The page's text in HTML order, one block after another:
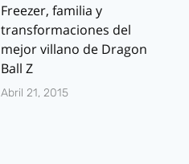
Freezer, familia y
transformaciones del
mejor villano de Dragon
Ball Z
Abril 21, 2015